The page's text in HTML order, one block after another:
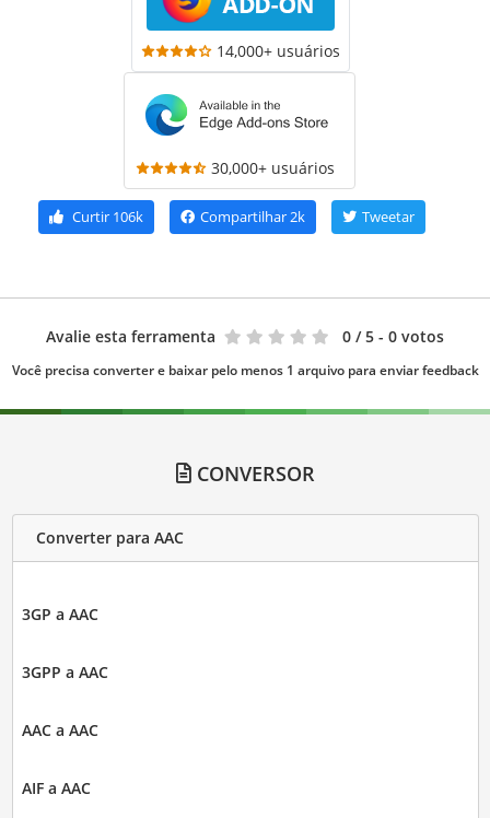
14,000+ usuários
30,000+ usuários
Curtir 106k Compartilhar2k Tweetar
Avalie esta ferramenta 0 / 5 - 0 votos
Você precisa converter e baixar pelo menos 1 arquivo para enviar feedback
CONVERSOR
Converter para AAC
3GP a AAC
3GPP a AAC
AAC a AAC
AIF a AAC